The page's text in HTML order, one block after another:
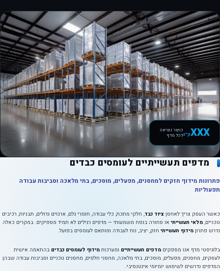
XXXק״ג
כושר נשיאה
לכל מדף
מדפים תעשייתיים לעומסים כבדים
פתרונות מידוף חזקים למחסנים, מפעלים, מוסכים, בתי מלאכה וסביבות עבודה
תפעוליות
כאשר העסק צריך לאחסן ציוד כבד, חלקי מתכת, כלי עבודה, חומרי גלם, ארגזים גדולים, תבניות, רכיבים
טכניים, מלאי תעשייתי או סחורה בנפח משמעותי — מדפים רגילים לא תמיד מספיקים. במקרים כאלה
נדרש פתרון מידוף תעשייתי חזק, יציב, נוח לעבודה ומותאם לעומסים בפועל.
בלוגיסטי מדף אנו מספקים מדפים תעשייתיים ומערכות מידוף לעומסים כבדים בהתאמה אישית
לעסקים, מחסנים, מפעלים, מוסכים, בתי מלאכה, מחסני חלפים, מחסנים טכניים וסביבות עבודה שבהן
המדפים נדרשים לשימוש יומיומי אינטנסיבי.